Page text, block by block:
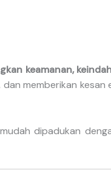
keamanan,
memberikan
dipadukan